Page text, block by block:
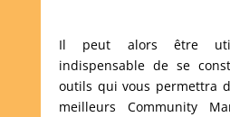
Il peut alors être
indispensable de se
outils qui vous permettra
meilleurs Community